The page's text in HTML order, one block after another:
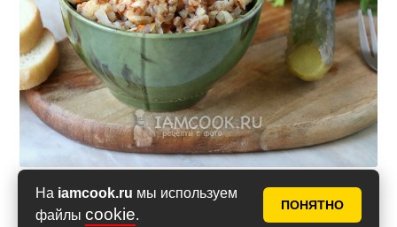
На iamcook.ru мы используем
файлы cookie.
ПОНЯТНО
Оценить рецепт